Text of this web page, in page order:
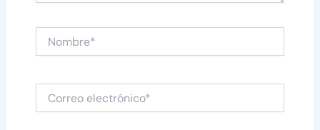
electrónico*